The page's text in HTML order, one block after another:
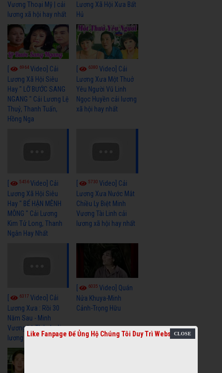
Vương Thoại Mỹ | cải
lương xã hội hay nhất
Lương Xã Hội Xưa Bất
Hủ
6964Video] Cải
Lương Xã Hội Siêu
Hay " LỠ BƯỚC SANG
NGANG " Cải Lương Lệ
Thuỷ, Thanh Tuấn,
Hồng Nga
6380Video] Cải
Lương Xưa Một Thuở
Yêu Người Vũ Linh
Ngọc Huyền cải lương
xã hội hay nhất
5456Video] Cải
Lương Xã Hội Siêu
Hay " BỂ HẬN MÊNH
MÔNG " Cải Lương
Kim Tử Long, Thanh
Ngân Hay Nhất
5730Video] Cải
Lương Xưa Nước Mắt
Chiều Ly Biệt Minh
Vương Tài Linh cải
lương xã hội hay nhất
6317 Video] Cải
Lương Xưa : Rồi 30
Năm Sau - Minh
Vương Lệ Thủy | cải
lương xã hội hay nhất
6035Video] Quán
Nửa Khuya-Minh
Cảnh-Trọng Hữu
Like Fanpage Để Ủng Hộ Chúng Tôi Duy Trì Website